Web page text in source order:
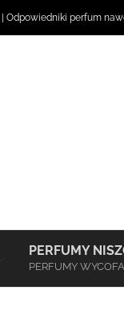
Odpowiedniki perfum
PERFUMY
PERFUMY